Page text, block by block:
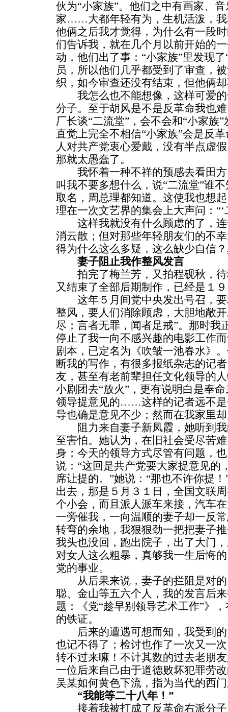
伙为“小家族”。他们之中有画家、
家……大都年轻有为，生机活泼，
他俩之后我才觉得，为什么有一段
们告诉我，就在几个月以前开始的
动，他们出了事：“小家族”里发现
员，所以他们几乎都受到了审查，
织，如今审查还没有结束，但他俩
我怎么也不能想像，这样可爱的
分子。至于胡风是不是反革命我也
厂长谈“二流堂”，会不会和“小家族
直觉上完全不相信“小家族”会是反
人对共产党衷心爱戴，没有半点虚
那就太愚蠢了。
我怀着一种不祥的预感去看田方
叫我不要多想什么，说“二流堂”谁
取名，周总理都知道。这使我也想
理在一次文艺界的集会上大声问：
这样我就没有什么顾虑的了，连
消云散；但对那些年轻朋友们的不
得为什么这么多疑，这么缺少自信
妻子阻止我作整风发言
拍完了梅兰芳，又拍程砚秋，待
又结束了全部后期制作，已经是１
这年５月间党中央发出号召，要
整风，要人们消除顾虑，大胆地敞
尽；言者无罪，闻者足戒”。那时我
停止了我一向不感兴趣的电影工作
剧本，已定名为《吹皱一池春水》
断我的写作，有很多报纸杂志的记
友，甚至有老前辈担任文化领导的
小剧团去“放火”，更有说明白是奉
领导提意见的……这样的记者远不是
导也确是意见不少；然而在我家里
阻力来自妻子新凤霞，她听到我
至害怕。她认为，在旧社会受尽苦
身；今天的领导方式尽管有问题，
说：“这回是共产党要大家提意见的
席让提的。”她说：“那也不许你提
出去，那是５月３１日，全国文联
个小会，而且派人派车来接，汽车
一旁催我，一向温顺的妻子却一反
转弯的余地，我狠狠劲一把把妻子
我头也没回，跑出院子，出了大门
对女人这么粗暴，真够我一生后悔
党的事业。
从后果来说，妻子的拦阻是对的
聪、金山等五六个人，我的发言后
题：《党“趁早别领导艺术工作”》
的铁证。
后来的遭遇可想而知，我受到的
也记不得了；检讨也作了一次又一
转不过来嘛！不计其数的过去老朋
一位后来自己由于道德败坏犯罪劳
吴某如何黄色下流，指为当代的西
“我能等二十八年！”
接着我被打成了反革命右派分子